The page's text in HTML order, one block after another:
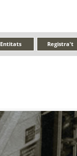
Registra't
Entitats